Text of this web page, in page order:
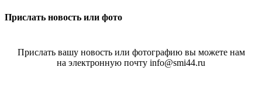
Прислать новость или фото
Прислать вашу новость или фотографию вы можете нам
на электронную почту info@smi44.ru